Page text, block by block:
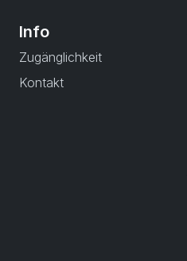
Info
Zugänglichkeit
Kontakt